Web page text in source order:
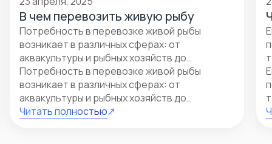
В чем перевозить живую рыбу
Потребность в перевозке живой рыбы
возникает в различных сферах: от
аквакультуры и рыбных хозяйств до
ресторанного бизнеса, специализированных
магазинов и участия в выставках.
Потребность в перевозке живой рыбы
возникает в различных сферах: от
аквакультуры и рыбных хозяйств до
ресторанного бизнеса, специализированных
Читать полностью